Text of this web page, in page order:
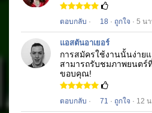
ตอบกลับ · 18 · ถูกใจ · 5 น
แอสตันอาเยอร์
การสมัครใช้งานนั้นง่าย
สามารถรับชมภาพยนตร์
ขอบคุณ!
ตอบกลับ · 71 · ถูกใจ · 12